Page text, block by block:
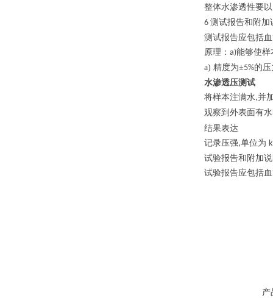
整体水渗透性要以
6 测试报告和附加
测试报告应包括
原理： a)能够使样
a) 精度为±5%的
水渗透压测试
将样本注满水,并
观察到外表面有
结果表达
记录压强,单位为
试验报告和附加
试验报告应包括
产